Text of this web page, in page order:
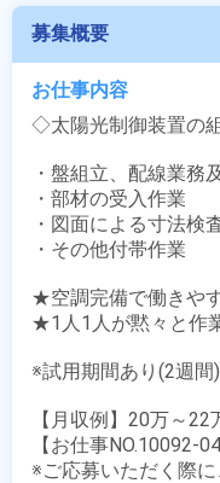
募集概要
お仕事内容
◇太陽光制御装置の
・盤組立、配線業務
・部材の受入作業
・図面による寸法検
・その他付帯作業
★空調完備で働きや
★1人1人が黙々と作
※試用期間あり(2週間
【月収例】20万～22
【お仕事NO.10092-04
※ご応募いただく際に